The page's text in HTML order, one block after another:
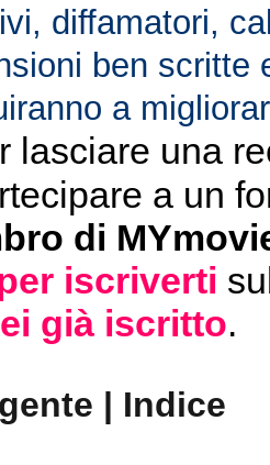
diffamatori,
ben scritte
a
lasciare una
a un
di
iscriverti
già iscritto.
| Indice